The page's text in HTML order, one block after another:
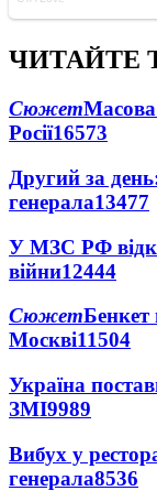
ЧИТАЙТЕ
Сюжет
Росії16573
Другий за
генерала13477
У МЗС РФ
війни12444
СюжетБенкет
Москві11504
Україна
ЗМІ9989
Вибух у
генерала8536